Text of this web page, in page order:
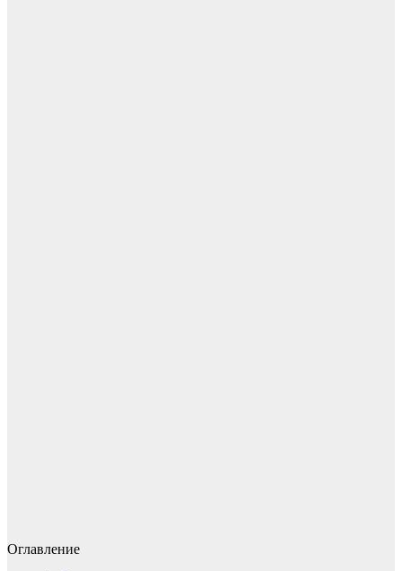
Оглавление